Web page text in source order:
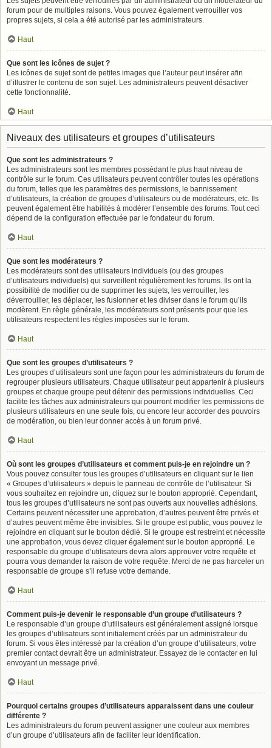
forum pour de multiples raisons. Vous pouvez également verrouiller vos
propres sujets, si cela a été autorisé par les administrateurs.
Haut
Que sont les icônes de sujet ?
Les icônes de sujet sont de petites images que l’auteur peut insérer afin
d’illustrer le contenu de son sujet. Les administrateurs peuvent désactiver
cette fonctionnalité.
Haut
Niveaux des utilisateurs et groupes d’utilisateurs
Que sont les administrateurs ?
Les administrateurs sont les membres possédant le plus haut niveau de
contrôle sur le forum. Ces utilisateurs peuvent contrôler toutes les opérations
du forum, telles que les paramètres des permissions, le bannissement
d’utilisateurs, la création de groupes d’utilisateurs ou de modérateurs, etc. Ils
peuvent également être habilités à modérer l’ensemble des forums. Tout ceci
dépend de la configuration effectuée par le fondateur du forum.
Haut
Que sont les modérateurs ?
Les modérateurs sont des utilisateurs individuels (ou des groupes
d’utilisateurs individuels) qui surveillent régulièrement les forums. Ils ont la
possibilité de modifier ou de supprimer les sujets, les verrouiller, les
déverrouiller, les déplacer, les fusionner et les diviser dans le forum qu’ils
modèrent. En règle générale, les modérateurs sont présents pour que les
utilisateurs respectent les règles imposées sur le forum.
Haut
Que sont les groupes d’utilisateurs ?
Les groupes d’utilisateurs sont une façon pour les administrateurs du forum de
regrouper plusieurs utilisateurs. Chaque utilisateur peut appartenir à plusieurs
groupes et chaque groupe peut détenir des permissions individuelles. Ceci
facilite les tâches aux administrateurs qui pourront modifier les permissions de
plusieurs utilisateurs en une seule fois, ou encore leur accorder des pouvoirs
de modération, ou bien leur donner accès à un forum privé.
Haut
Où sont les groupes d’utilisateurs et comment puis-je en rejoindre un ?
Vous pouvez consulter tous les groupes d’utilisateurs en cliquant sur le lien
« Groupes d’utilisateurs » depuis le panneau de contrôle de l’utilisateur. Si
vous souhaitez en rejoindre un, cliquez sur le bouton approprié. Cependant,
tous les groupes d’utilisateurs ne sont pas ouverts aux nouvelles adhésions.
Certains peuvent nécessiter une approbation, d’autres peuvent être privés et
d’autres peuvent même être invisibles. Si le groupe est public, vous pouvez le
rejoindre en cliquant sur le bouton dédié. Si le groupe est restreint et nécessite
une approbation, vous devez cliquer également sur le bouton approprié. Le
responsable du groupe d’utilisateurs devra alors approuver votre requête et
pourra vous demander la raison de votre requête. Merci de ne pas harceler un
responsable de groupe s’il refuse votre demande.
Haut
Comment puis-je devenir le responsable d’un groupe d’utilisateurs ?
Le responsable d’un groupe d’utilisateurs est généralement assigné lorsque
les groupes d’utilisateurs sont initialement créés par un administrateur du
forum. Si vous êtes intéressé par la création d’un groupe d’utilisateurs, votre
premier contact devrait être un administrateur. Essayez de le contacter en lui
envoyant un message privé.
Haut
Pourquoi certains groupes d’utilisateurs apparaissent dans une couleur
différente ?
Les administrateurs du forum peuvent assigner une couleur aux membres
d’un groupe d’utilisateurs afin de faciliter leur identification.